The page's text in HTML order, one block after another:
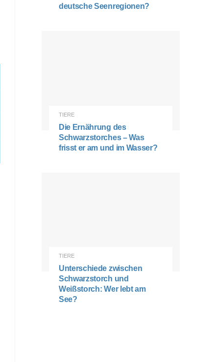
deutsche Seenregionen?
TIERE
Die Ernährung des
Schwarzstorches – Was
frisst er am und im Wasser?
TIERE
Unterschiede zwischen
Schwarzstorch und
Weißstorch: Wer lebt am
See?